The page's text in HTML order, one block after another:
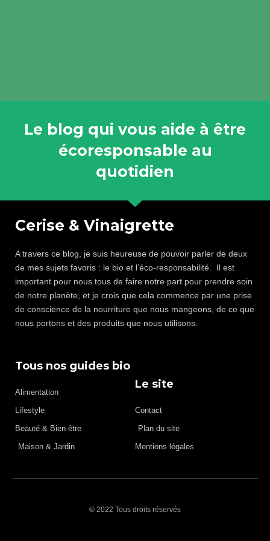
Le blog qui vous aide à être
écoresponsable au
quotidien
Cerise & Vinaigrette
A travers ce blog, je suis heureuse de pouvoir parler de deux
de mes sujets favoris : le bio et l’éco-responsabilité. Il est
important pour nous tous de faire notre part pour prendre soin
de notre planète, et je crois que cela commence par une prise
de conscience de la nourriture que nous mangeons, de ce que
nous portons et des produits que nous utilisons.
Tous nos guides bio
Alimentation
Lifestyle
Beauté & Bien-être
Maison & Jardin
Le site
Contact
Plan du site
Mentions légales
© 2022 Tous droits réservés